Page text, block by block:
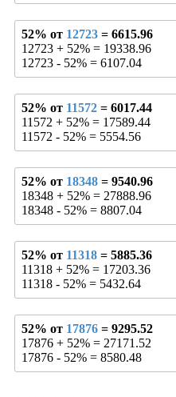
52% от 12723 = 6615.96
12723 + 52% = 19338.96
12723 - 52% = 6107.04
52% от 11572 = 6017.44
11572 + 52% = 17589.44
11572 - 52% = 5554.56
52% от 18348 = 9540.96
18348 + 52% = 27888.96
18348 - 52% = 8807.04
52% от 11318 = 5885.36
11318 + 52% = 17203.36
11318 - 52% = 5432.64
52% от 17876 = 9295.52
17876 + 52% = 27171.52
17876 - 52% = 8580.48